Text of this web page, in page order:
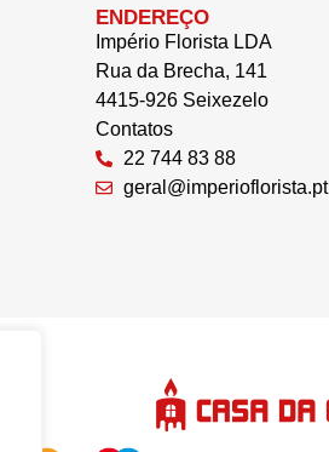
ENDEREÇO
Império Florista LDA
Rua da Brecha, 141
4415-926 Seixezelo
Contatos
22 744 83 88
geral@imperioflorista.pt